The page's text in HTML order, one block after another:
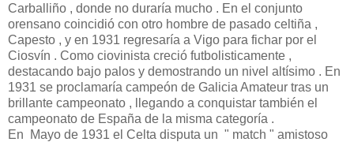
Carballiño , donde no duraría mucho . En el conjunto
orensano coincidió con otro hombre de pasado celtiña ,
Capesto , y en 1931 regresaría a Vigo para fichar por el
Ciosvín . Como ciovinista creció futbolisticamente ,
destacando bajo palos y demostrando un nivel altísimo . En
1931 se proclamaría campeón de Galicia Amateur tras un
brillante campeonato , llegando a conquistar también el
campeonato de España de la misma categoría .
En Mayo de 1931 el Celta disputa un " match " amistoso